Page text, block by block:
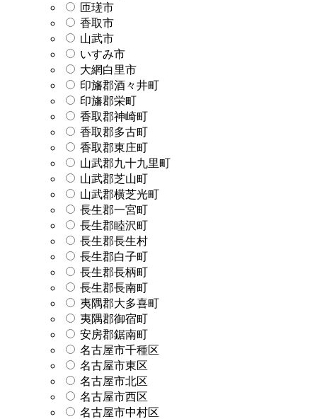
匝瑳市
香取市
山武市
いすみ市
大網白里市
印旛郡酒々井町
印旛郡栄町
香取郡神崎町
香取郡多古町
香取郡東庄町
山武郡九十九里町
山武郡芝山町
山武郡横芝光町
長生郡一宮町
長生郡睦沢町
長生郡長生村
長生郡白子町
長生郡長柄町
長生郡長南町
夷隅郡大多喜町
夷隅郡御宿町
安房郡鋸南町
名古屋市千種区
名古屋市東区
名古屋市北区
名古屋市西区
名古屋市中村区